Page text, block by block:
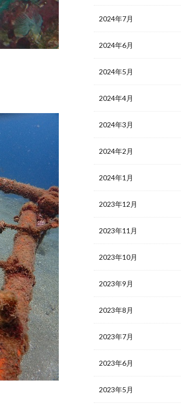
2024年7月
2024年6月
2024年5月
2024年4月
2024年3月
2024年2月
2024年1月
2023年12月
2023年11月
2023年10月
2023年9月
2023年8月
2023年7月
2023年6月
2023年5月